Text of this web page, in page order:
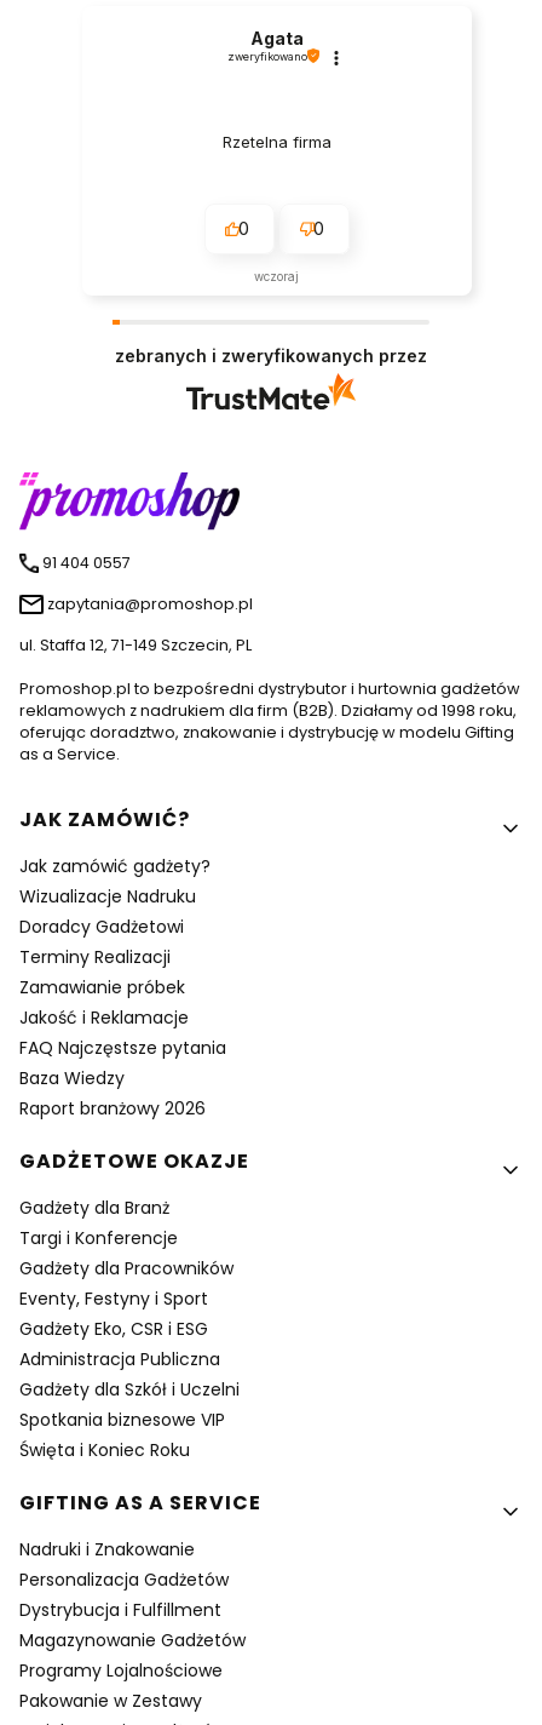
Agata
zweryfikowano
Rzetelna firma
0 0
wczoraj
zebranych i zweryfikowanych przez
91 404 0557
zapytania@promoshop.pl
ul. Staffa 12, 71-149 Szczecin, PL
Promoshop.pl to bezpośredni dystrybutor i hurtownia gadżetów
reklamowych z nadrukiem dla firm (B2B). Działamy od 1998 roku,
oferując doradztwo, znakowanie i dystrybucję w modelu Gifting
as a Service.
Linki w stopce
JAK ZAMÓWIĆ?
Jak zamówić gadżety?
Wizualizacje Nadruku
Doradcy Gadżetowi
Terminy Realizacji
Zamawianie próbek
Jakość i Reklamacje
FAQ Najczęstsze pytania
Baza Wiedzy
Raport branżowy 2026
GADŻETOWE OKAZJE
Gadżety dla Branż
Targi i Konferencje
Gadżety dla Pracowników
Eventy, Festyny i Sport
Gadżety Eko, CSR i ESG
Administracja Publiczna
Gadżety dla Szkół i Uczelni
Spotkania biznesowe VIP
Święta i Koniec Roku
GIFTING AS A SERVICE
Nadruki i Znakowanie
Personalizacja Gadżetów
Dystrybucja i Fulfillment
Magazynowanie Gadżetów
Programy Lojalnościowe
Pakowanie w Zestawy